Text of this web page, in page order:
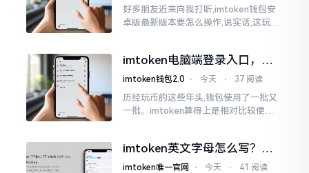
好多朋友近来向我打听,imtoken钱包安
卓版最新版本要怎么操作,说实话,这玩意
0版本
imtoken电脑端登录入口，地
址在这里
imtoken钱包2.0 ⋅ 今天 ⋅ 37 阅读
历经玩币的这些年头,钱包使用了一批又
一批。imtoken算得上是相对比较便于
就得去寻觅电脑端的入口。
imtoken英文字母怎么写？正
确拼写看这里
imtoken唯一官网 ⋅ 今天 ⋅ 41 阅读